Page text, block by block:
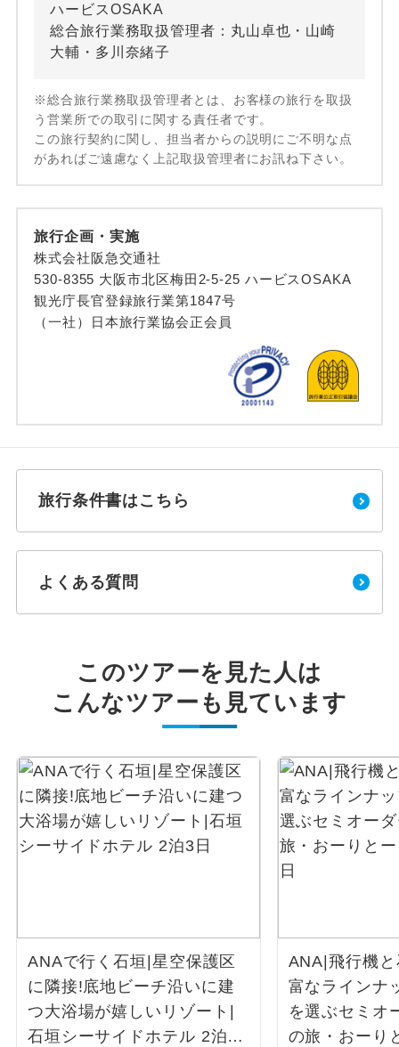
ハービスOSAKA
総合旅行業務取扱管理者：丸山卓也・山崎
大輔・多川奈緒子
※総合旅行業務取扱管理者とは、お客様の旅行を取扱
う営業所での取引に関する責任者です。
この旅行契約に関し、担当者からの説明にご不明な点
があればご遠慮なく上記取扱管理者にお訊ね下さい。
旅行企画・実施
株式会社阪急交通社
530-8355 大阪市北区梅田2-5-25 ハービスOSAKA
観光庁長官登録旅行業第1847号
（一社）日本旅行業協会正会員
旅行条件書はこちら
よくある質問
このツアーを見た人は
こんなツアーも見ています
ANAで行く石垣|星空保護区
に隣接!底地ビーチ沿いに建
つ大浴場が嬉しいリゾート|
石垣シーサイドホテル 2泊3
ANA|飛行機
富なラインナ
を選ぶセミオ
の旅・おーり